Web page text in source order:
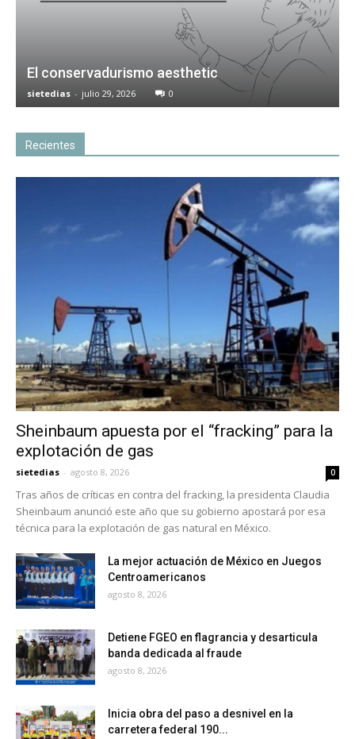
El conservadurismo aesthetic
sietedias - julio 29, 2026 0
Recientes
Sheinbaum apuesta por el “fracking” para la
explotación de gas
sietedias - agosto 8, 2026 0
Tras años de críticas en contra del fracking, la presidenta Claudia
Sheinbaum anunció este año que su gobierno apostará por esa
técnica para la explotación de gas natural en México.
La mejor actuación de México en Juegos
Centroamericanos
agosto 8, 2026
Detiene FGEO en flagrancia y desarticula
banda dedicada al fraude
agosto 8, 2026
Inicia obra del paso a desnivel en la
carretera federal 190...